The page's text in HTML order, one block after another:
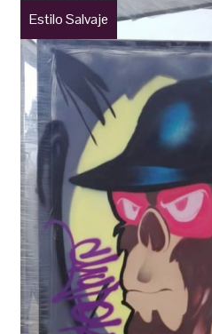
Estilo Salvaje